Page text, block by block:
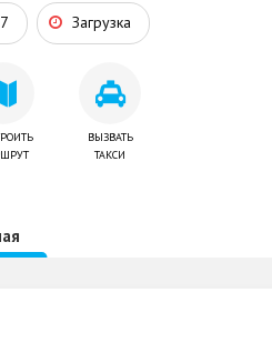
Загрузка
ВЫЗВАТЬ
ТАКСИ